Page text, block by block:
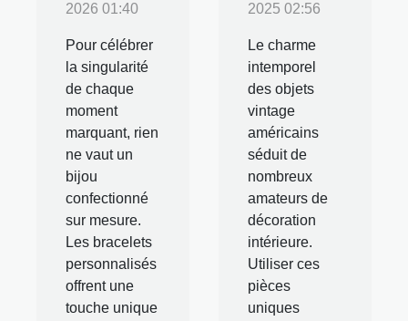
2026 01:40
Pour célébrer
la singularité
de chaque
moment
marquant, rien
ne vaut un
bijou
confectionné
sur mesure.
Les bracelets
personnalisés
offrent une
touche unique
2025 02:56
Le charme
intemporel
des objets
vintage
américains
séduit de
nombreux
amateurs de
décoration
intérieure.
Utiliser ces
pièces
uniques